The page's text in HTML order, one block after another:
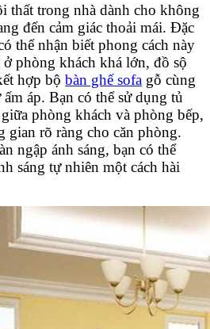
thất trong nhà dành cho không
đến cảm giác thoải mái. Đặc
thể nhận biết phong cách này
phòng khách khá lớn, đồ sộ
hợp bộ bàn ghế sofa gỗ cùng
áp. Bạn có thể sử dụng tủ
phòng khách và phòng bếp,
gian rõ ràng cho căn phòng.
ngập ánh sáng, bạn có thể
sáng tự nhiên một cách hài